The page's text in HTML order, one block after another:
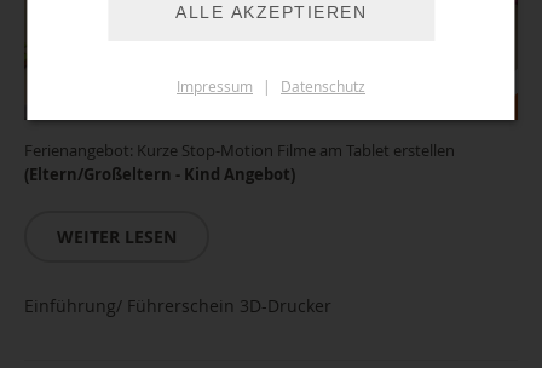
Ferienangebot: Kurze Stop-Motion Filme am Tablet erstellen
(Eltern/Großeltern - Kind Angebot)
WEITER LESEN
Einführung/ Führerschein 3D-Drucker
ALLE AKZEPTIEREN
Impressum | Datenschutz